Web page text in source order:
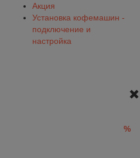
Акция
Установка кофемашин -
подключение и
настройка
%